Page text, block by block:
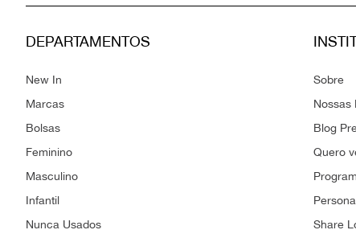
DEPARTAMENTOS
New In
Marcas
Bolsas
Feminino
Masculino
Infantil
Nunca Usados
Sobre
Nossas
Blog
Quero
Share